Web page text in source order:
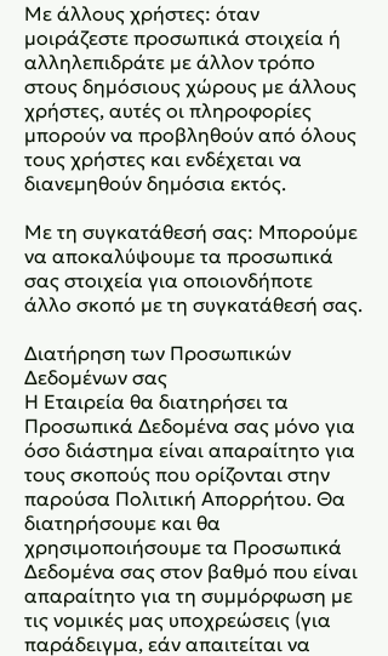
Με άλλους χρήστες: όταν
μοιράζεστε προσωπικά στοιχεία ή
αλληλεπιδράτε με άλλον τρόπο
στους δημόσιους χώρους με άλλους
χρήστες, αυτές οι πληροφορίες
μπορούν να προβληθούν από όλους
τους χρήστες και ενδέχεται να
διανεμηθούν δημόσια εκτός.
Με τη συγκατάθεσή σας: Μπορούμε
να αποκαλύψουμε τα προσωπικά
σας στοιχεία για οποιονδήποτε
άλλο σκοπό με τη συγκατάθεσή σας.
Διατήρηση των Προσωπικών
Δεδομένων σας
Η Εταιρεία θα διατηρήσει τα
Προσωπικά Δεδομένα σας μόνο για
όσο διάστημα είναι απαραίτητο για
τους σκοπούς που ορίζονται στην
παρούσα Πολιτική Απορρήτου. Θα
διατηρήσουμε και θα
χρησιμοποιήσουμε τα Προσωπικά
Δεδομένα σας στον βαθμό που είναι
απαραίτητο για τη συμμόρφωση με
τις νομικές μας υποχρεώσεις (για
παράδειγμα, εάν απαιτείται να